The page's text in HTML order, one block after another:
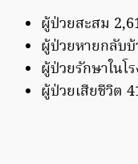
ผู้ป่วยสะสม
ผู้ป่วยหายกลับ
ผู้ป่วยรักษาในโ
ผู้ป่วยเสียชีวิต